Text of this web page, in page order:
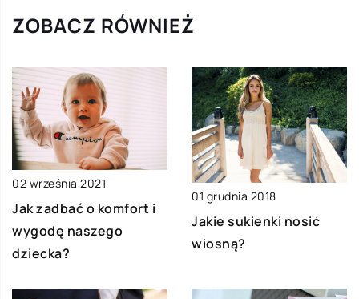
ZOBACZ RÓWNIEŻ
02 września 2021
Jak zadbać o komfort i
wygodę naszego
dziecka?
01 grudnia 2018
Jakie sukienki nosić
wiosną?